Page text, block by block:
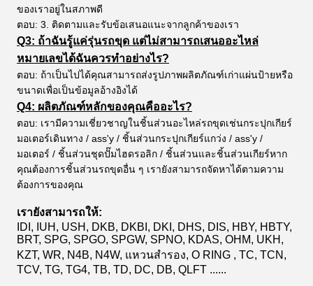
ของเราอยู่ในสภาพดี
ตอบ: 3. ติดตามและรับข้อเสนอแนะจากลูกค้าของเรา
Q3: ถ้าฉันรู้แค่รุ่นรถขุด แต่ไม่สามารถเสนออะไหล่
หมายเลขได้ฉันควรทำอย่างไร?
ตอบ: ถ้าเป็นไปได้คุณสามารถส่งรูปภาพผลิตภัณฑ์เก่าแผ่นป้ายหรือ
ขนาดเพื่อเป็นข้อมูลอ้างอิงได้
Q4: ผลิตภัณฑ์หลักของคุณคืออะไร?
ตอบ: เรามีความเชี่ยวชาญในชิ้นส่วนอะไหล่รถขุดเช่นกระปุกเกียร์
มอเตอร์เดินทาง / ass'y / ชิ้นส่วนกระปุกเกียร์แกว่ง / ass'y /
มอเตอร์ / ชิ้นส่วนชุดปั๊มไฮดรอลิก / ชิ้นส่วนและชิ้นส่วนเกียร์หาก
คุณต้องการชิ้นส่วนรถขุดอื่น ๆ เรายังสามารถจัดหาได้ตามความ
ต้องการของคุณ
เรายังสามารถให้:
IDI, IUH, USH, DKB, DKBI, DKI, DHS, DIS, HBY, HBTY,
BRT, SPG, SPGO, SPGW, SPNO, KDAS, OHM, UKH,
KZT, WR, N4B, N4W, แหวนสำรอง, O RING , TC, TCN,
TCV, TG, TG4, TB, TD, DC, DB, QLFT ......